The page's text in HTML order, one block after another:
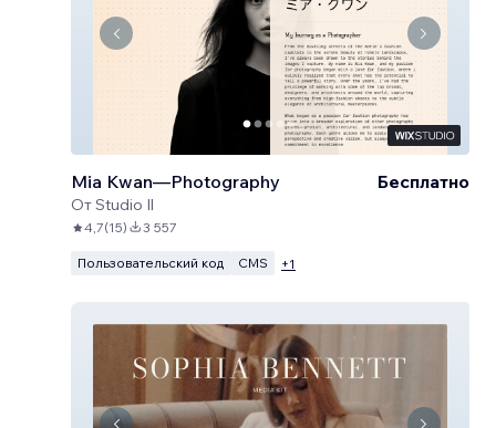
Mia Kwan—Photography
ОтStudio Il
Бесплатно
4,7(15) 3 557
Пользовательский код CMS +1